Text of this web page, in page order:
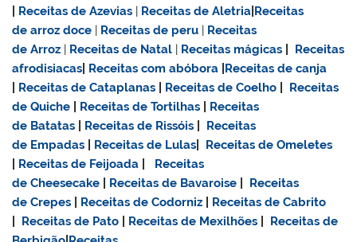
Receitas de Azevias | Receitas de Aletria Receitas
dearroz doce | Receitas de peru | Receitas
de Arroz | Receitas de Natal | Receitas mágicas
Receitas
afrodisiacas Receitas com abóbora Receitas de canja
Receitas de Cataplanas Receitas de Coelho
Receitas
de Quiche
Receitas de Tortilhas
Receitas
de Batatas
Receitas de Rissóis
Receitas
de Empadas
Receitas de Lulas
Receitas de Omeletes
Receitas de Feijoada
Receitas
de Cheesecake
Receitas de Bavaroise
Receitas
de Crepes
Receitas de Codorniz
Receitas de Cabrito
Receitas de Pato Receitas de Mexilhões
Receitas de